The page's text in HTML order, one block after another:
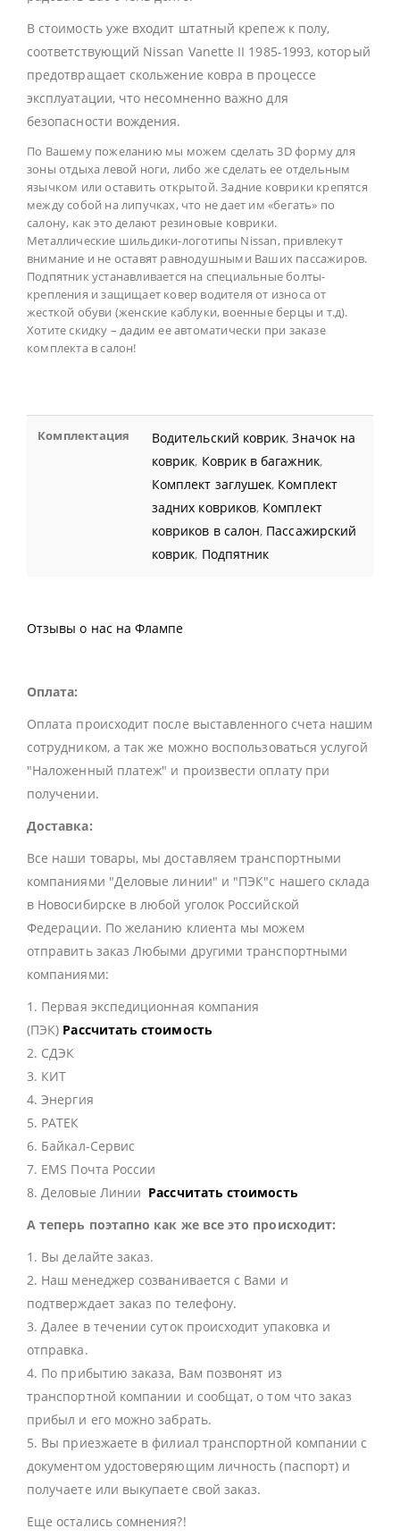
В стоимость уже входит штатный крепеж к полу,
соответствующий Nissan Vanette II 1985-1993, который
предотвращает скольжение ковра в процессе
эксплуатации, что несомненно важно для
безопасности вождения.
По Вашему пожеланию мы можем сделать 3D форму для
зоны отдыха левой ноги, либо же сделать ее отдельным
язычком или оставить открытой. Задние коврики крепятся
между собой на липучках, что не дает им «бегать» по
салону, как это делают резиновые коврики.
Металлические шильдики-логотипы Nissan, привлекут
внимание и не оставят равнодушными Ваших пассажиров.
Подпятник устанавливается на специальные болты-
крепления и защищает ковер водителя от износа от
жесткой обуви (женские каблуки, военные берцы и т.д).
Хотите скидку – дадим ее автоматически при заказе
комплекта в салон!
Комплектация Водительский коврик,Значок на
коврик, Коврик в багажник,
Комплект заглушек, Комплект
задних ковриков, Комплект
ковриков в салон, Пассажирский
коврик, Подпятник
Отзывы о нас на Флампе
Оплата:
Оплата происходит после выставленного счета нашим
сотрудником, а так же можно воспользоваться услугой
"Наложенный платеж" и произвести оплату при
получении.
Доставка:
Все наши товары, мы доставляем транспортными
компаниями "Деловые линии" и "ПЭК"с нашего склада
в Новосибирске в любой уголок Российской
Федерации. По желанию клиента мы можем
отправить заказ Любыми другими транспортными
компаниями:
1. Первая экспедиционная компания
(ПЭК) Рассчитать стоимость
2. СДЭК
3. КИТ
4. Энергия
5. РАТЕК
6. Байкал-Сервис
7. EMS Почта России
8. Деловые Линии Рассчитать стоимость
А теперь поэтапно как же все это происходит:
1. Вы делайте заказ.
2. Наш менеджер созванивается с Вами и
подтверждает заказ по телефону.
3. Далее в течении суток происходит упаковка и
отправка.
4. По прибытию заказа, Вам позвонят из
транспортной компании и сообщат, о том что заказ
прибыл и его можно забрать.
5. Вы приезжаете в филиал транспортной компании с
документом удостоверяющим личность (паспорт) и
получаете или выкупаете свой заказ.
Еще остались сомнения?!